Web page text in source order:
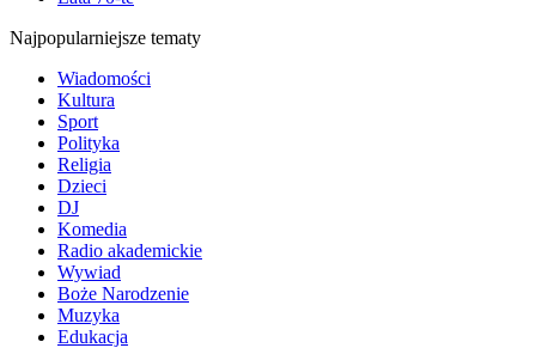
Najpopularniejsze tematy
Wiadomości
Kultura
Sport
Polityka
Religia
Dzieci
DJ
Komedia
Radio akademickie
Wywiad
Boże Narodzenie
Muzyka
Edukacja